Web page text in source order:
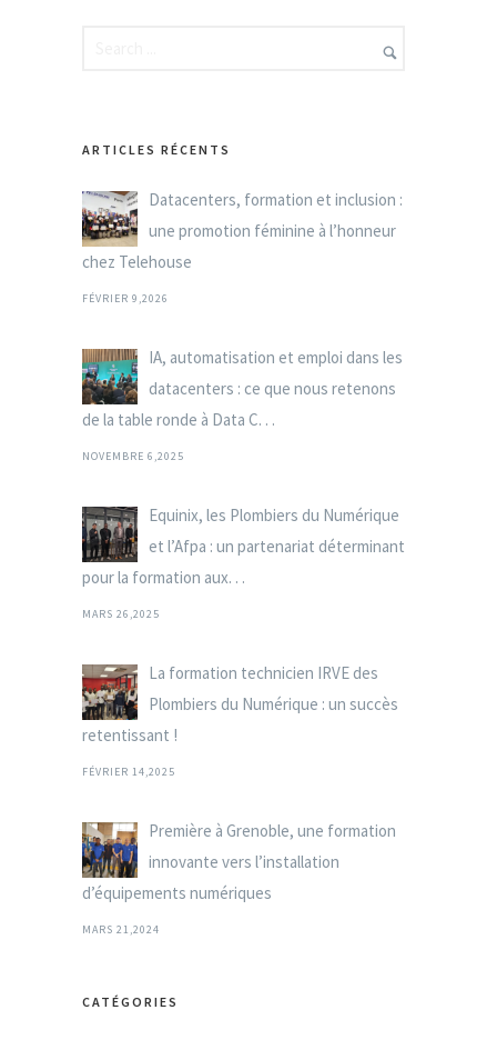
ARTICLES RÉCENTS
Datacenters, formation et inclusion :
une promotion féminine à l’honneur
chez Telehouse
FÉVRIER 9,2026
IA, automatisation et emploi dans les
datacenters : ce que nous retenons
de la table ronde à Data C. . .
NOVEMBRE 6,2025
Equinix, les Plombiers du Numérique
et l’Afpa : un partenariat déterminant
pour la formation aux. . .
MARS 26,2025
La formation technicien IRVE des
Plombiers du Numérique : un succès
retentissant !
FÉVRIER 14,2025
Première à Grenoble, une formation
innovante vers l’installation
d’équipements numériques
MARS 21,2024
CATÉGORIES